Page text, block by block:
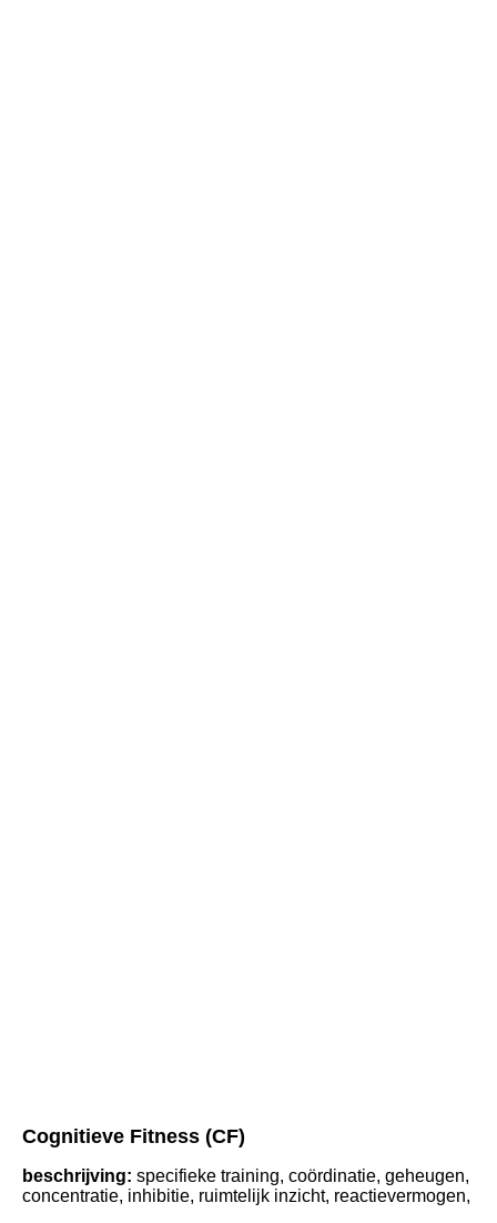
Cognitieve Fitness (CF)
beschrijving: specifieke training, coördinatie, geheugen,
concentratie, inhibitie, ruimtelijk inzicht, reactievermogen,